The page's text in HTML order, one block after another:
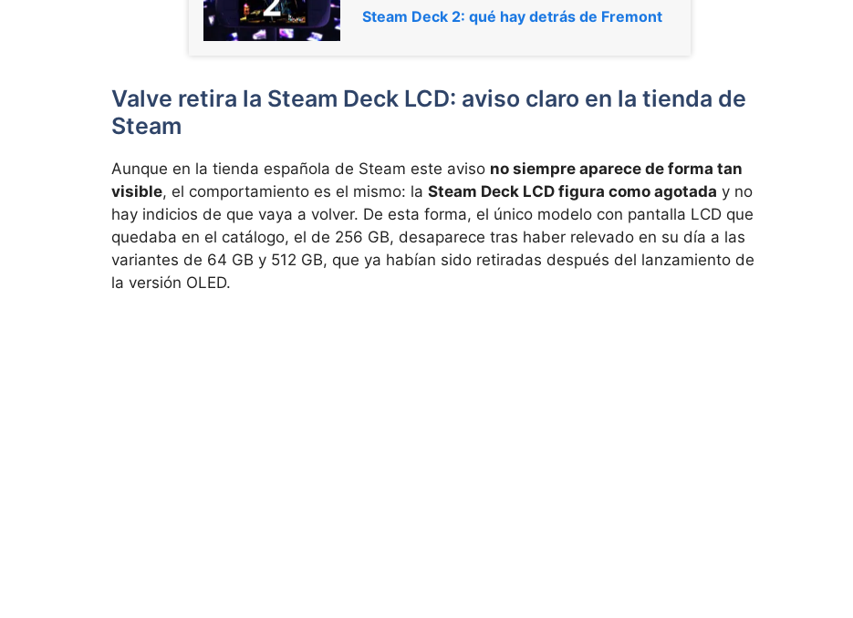
Steam Deck 2: qué hay detrás de Fremont
Valve retira la Steam Deck LCD: aviso claro en la tienda de
Steam
Aunque en la tienda española de Steam este aviso no siempre aparece de forma tan
visible, el comportamiento es el mismo: la Steam Deck LCD figura como agotada y no
hay indicios de que vaya a volver. De esta forma, el único modelo con pantalla LCD que
quedaba en el catálogo, el de 256 GB, desaparece tras haber relevado en su día a las
variantes de 64 GB y 512 GB, que ya habían sido retiradas después del lanzamiento de
la versión OLED.